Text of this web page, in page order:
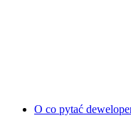
O co pytać